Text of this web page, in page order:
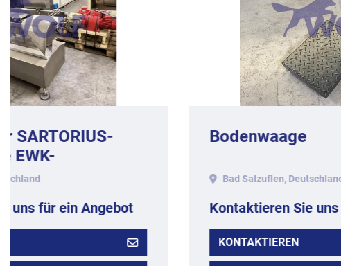
Bodenwaage
Kontaktieren Sie uns für ein Angebot
KONTAKTIEREN